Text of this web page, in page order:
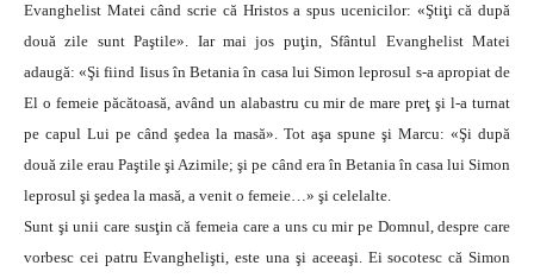
Evanghelist Matei când scrie că Hristos a spus ucenicilor: «Ştiţi că după
două zile sunt Paştile». Iar mai jos puţin, Sfântul Evanghelist Matei
adaugă: «Şi fiind Iisus în Betania în casa lui Simon leprosul s-a apropiat de
El o femeie păcătoasă, având un alabastru cu mir de mare preţ şi l-a turnat
pe capul Lui pe când şedea la masă». Tot aşa spune şi Marcu: «Şi după
două zile erau Paştile şi Azimile; şi pe când era în Betania în casa lui Simon
leprosul şi şedea la masă, a venit o femeie…» şi celelalte.
Sunt şi unii care susţin că femeia care a uns cu mir pe Domnul, despre care
vorbesc cei patru Evanghelişti, este una şi aceeaşi. Ei socotesc că Simon